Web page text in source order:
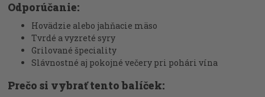
Odporúčanie:
Hovädzie alebo jahňacie mäso
Tvrdé a vyzreté syry
Grilované špeciality
Slávnostné aj pokojné večery pri pohári vína
Prečo si vybrať tento balíček: